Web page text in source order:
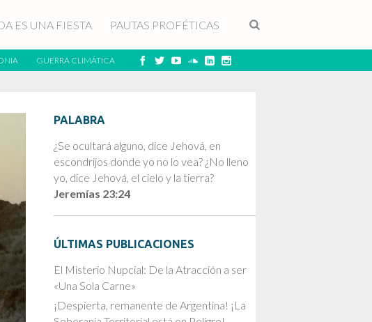
ES UNA FIESTA PAUTAS PROFÉTICAS
GUERRA CLIMÁTICA
PALABRA
¿Se ocultará alguno, dice Jehová, en
escondrijos donde yo no lo vea? ¿No lleno
yo, dice Jehová, el cielo y la tierra?
Jeremías 23:24
ÚLTIMAS PUBLICACIONES
El Misterio Nupcial: De la Atracción a ser
«Una Sola Carne»
¡Despierta, remanente de Argentina! ¡La